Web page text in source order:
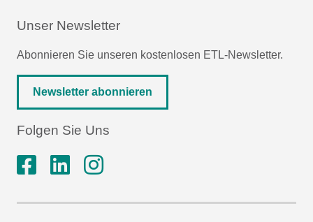
Unser Newsletter
Abonnieren Sie unseren kostenlosen ETL-Newsletter.
Newsletter abonnieren
Folgen Sie Uns